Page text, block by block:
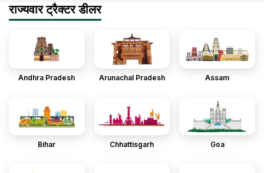
राज्यवार ट्रैक्टर डीलर
Andhra Pradesh Arunachal Pradesh Assam
Bihar Chhattisgarh Goa